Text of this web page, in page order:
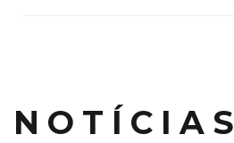
NOTÍCIAS